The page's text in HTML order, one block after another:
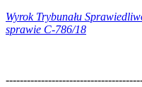
Wyrok Trybunału
sprawie C-786/18